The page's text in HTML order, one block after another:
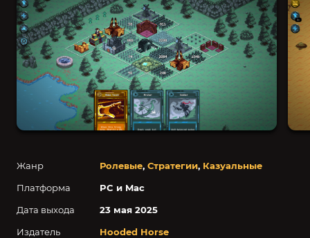
Жанр Ролевые, Стратегии, Казуальные
Платформа
PC и Mac
Дата выхода
23 мая 2025
Издатель
Hooded Horse